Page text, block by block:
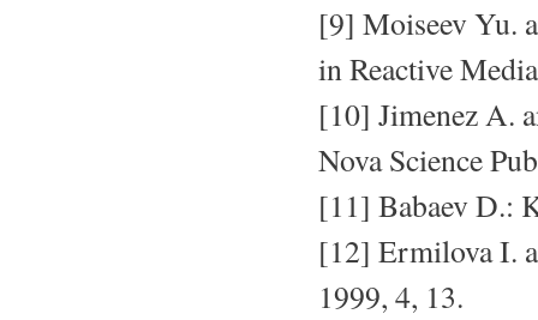
[9] Moiseev Yu.
in Reactive
[10] Jimenez A.
Nova Science
[11] Babaev D.:
[12] Ermilova I.
1999, 4, 13.